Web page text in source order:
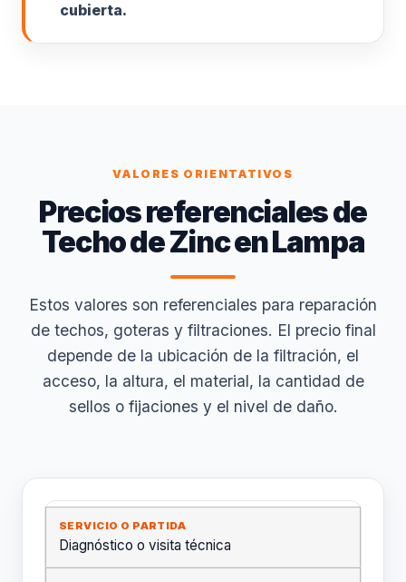
cubierta.
VALORES ORIENTATIVOS
Precios referenciales de
Techo de Zinc en Lampa
Estos valores son referenciales para reparación
de techos, goteras y filtraciones. El precio final
depende de la ubicación de la filtración, el
acceso, la altura, el material, la cantidad de
sellos o fijaciones y el nivel de daño.
Diagnóstico o visita técnica